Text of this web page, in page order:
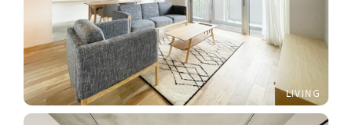
LIVING